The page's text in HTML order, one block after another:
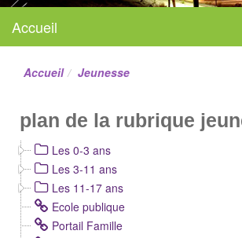
Mairie de Saint-Sauveur
Site officiel
Accueil
Accueil Jeunesse
plan de la rubrique
Les 0-3 ans
Les 3-11 ans
Les 11-17 ans
Ecole publique
Portail Famille